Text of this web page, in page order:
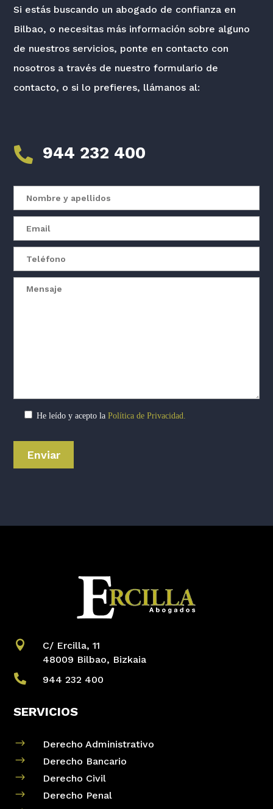
Si estás buscando un abogado de confianza en
Bilbao, o necesitas más información sobre alguno
de nuestros servicios, ponte en contacto con
nosotros a través de nuestro formulario de
contacto, o si lo prefieres, llámanos al:
 944 232 400
He leído y acepto laPolítica de Privacidad.

C/ Ercilla, 11
48009 Bilbao, Bizkaia
 944 232 400
SERVICIOS
$ Derecho Administrativo
$ Derecho Bancario
$ Derecho Civil
$ Derecho Penal